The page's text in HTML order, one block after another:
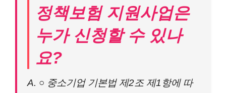
정책보험 지원사업은
누가 신청할 수 있나
요?
A. ○ 중소기업 기본법 제2조 제1항에 따